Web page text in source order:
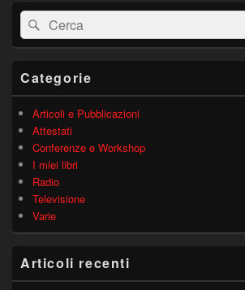
Area
widget
barra
Cerca:Cerca
Categorie
Articoli e Pubblicazioni
Attestati
Conferenze e Workshop
I miei libri
Radio
Televisione
Varie
Articoli recenti